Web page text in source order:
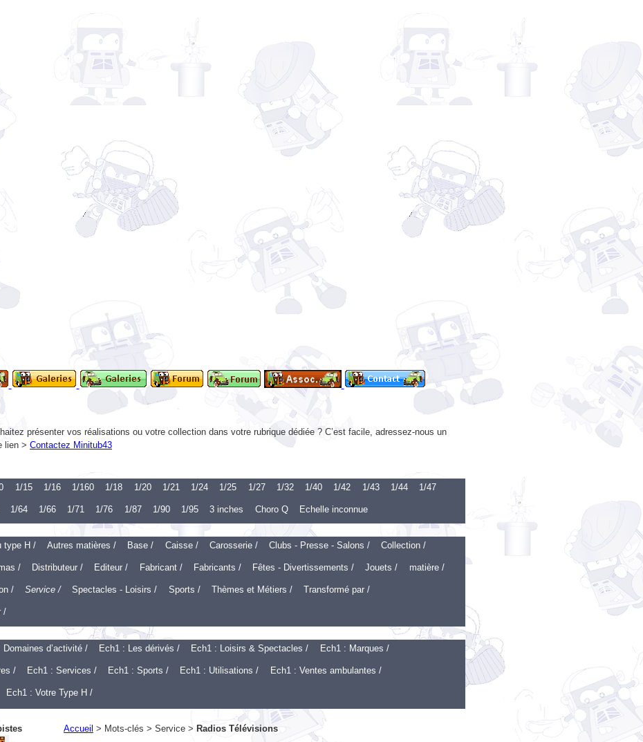
présenter vos réalisations ou votre collection dans votre rubrique dédiée ? C’est facile, adressez-nous un
lien >
1/64 1/66 1/71 1/76 1/87 1/90 1/95 3 inches Choro Q
Echelle inconnue
type H / Autres matières / Base / Caisse / Carosserie / Clubs - Presse - Salons / Collection /
/ Distributeur / Editeur / Fabricant / Fabricants / Fêtes - Divertissements / Jouets / matière /
/ Service / Spectacles - Loisirs / Sports / Thèmes et Métiers / Transformé par /
/
Domaines d’activité / Ech1 : Les dérivés / Ech1 : Loisirs & Spectacles / Ech1 : Marques /
/ Ech1 : Services / Ech1 : Sports / Ech1 : Utilisations / Ech1 : Ventes ambulantes /
Ech1 : Votre Type H /
Accueil> Mots-clés > Service >Radios Télévisions